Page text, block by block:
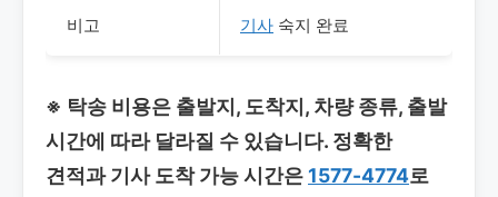
비고 기사 숙지 완료
※ 탁송 비용은 출발지, 도착지, 차량 종류, 출발
시간에 따라 달라질 수 있습니다. 정확한
견적과 기사 도착 가능 시간은1577-4774로